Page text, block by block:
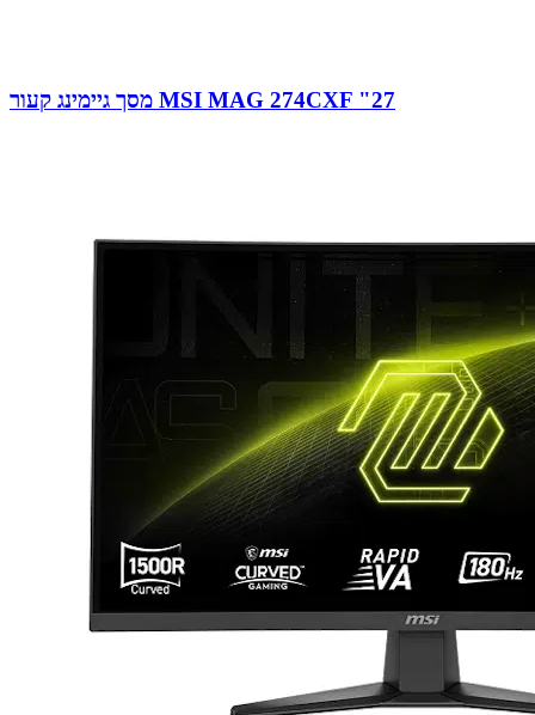
מסך גיימינג קעור MSI MAG 274CXF "27